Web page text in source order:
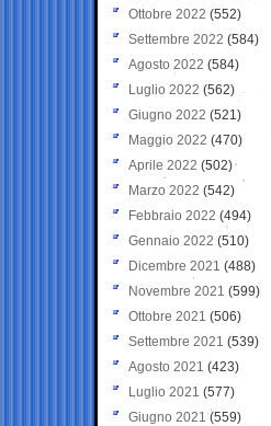
Ottobre 2022 (552)
Settembre 2022 (584)
Agosto 2022 (584)
Luglio 2022 (562)
Giugno 2022 (521)
Maggio 2022 (470)
Aprile 2022 (502)
Marzo 2022 (542)
Febbraio 2022 (494)
Gennaio 2022 (510)
Dicembre 2021 (488)
Novembre 2021 (599)
Ottobre 2021 (506)
Settembre 2021 (539)
Agosto 2021 (423)
Luglio 2021 (577)
Giugno 2021(559)